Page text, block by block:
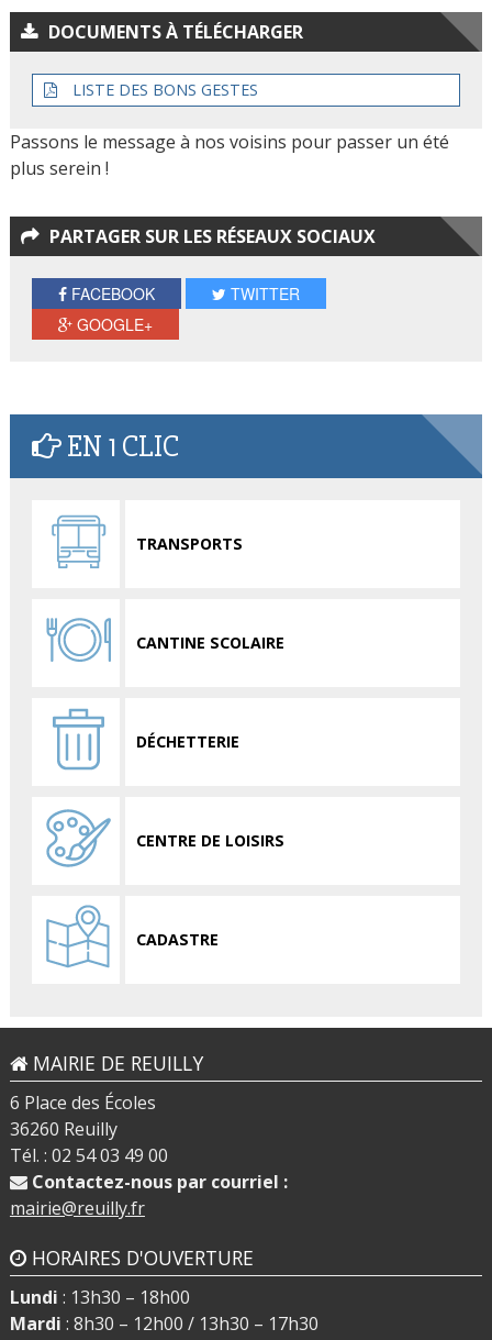
DOCUMENTS À TÉLÉCHARGER
LISTE DES BONS GESTES
Passons le message à nos voisins pour passer un été
plus serein !
PARTAGER SUR LES RÉSEAUX SOCIAUX
FACEBOOK
TWITTER
GOOGLE+
EN 1 CLIC
TRANSPORTS
CANTINE SCOLAIRE
DÉCHETTERIE
CENTRE DE LOISIRS
CADASTRE
MAIRIE DE REUILLY
6 Place des Écoles
36260 Reuilly
Tél. : 02 54 03 49 00
Contactez-nous par courriel :
mairie@reuilly.fr
HORAIRES D'OUVERTURE
Lundi : 13h30 – 18h00
Mardi : 8h30 – 12h00 / 13h30 – 17h30